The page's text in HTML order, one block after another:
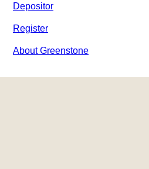
Depositor
Register
About Greenstone